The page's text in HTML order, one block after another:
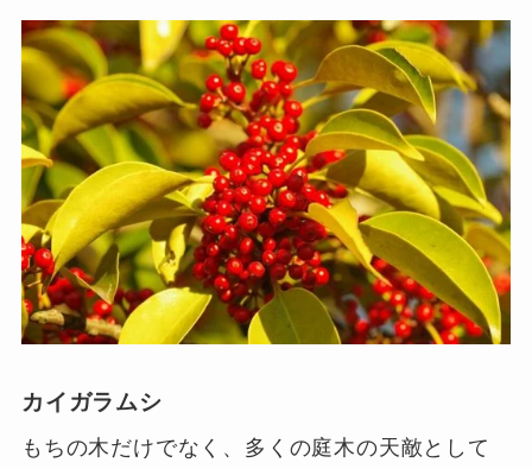
カイガラムシ
もちの木だけでなく、多くの庭木の天敵として